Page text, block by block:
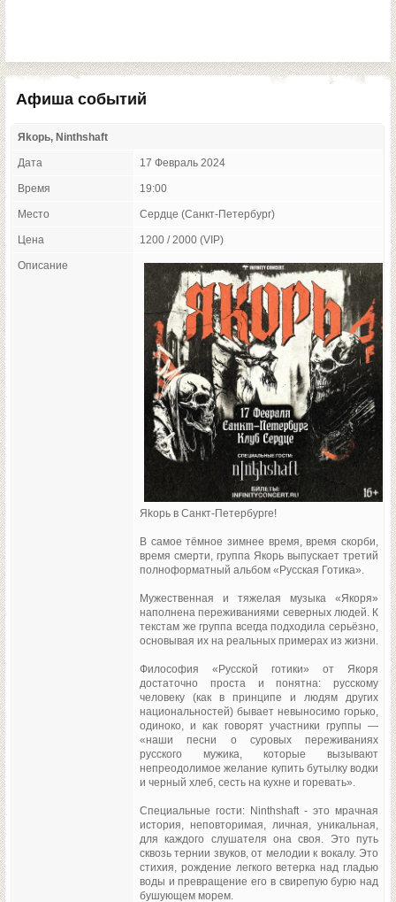
Афиша событий
Яkорь, Ninthshaft
Дата 17 Февраль 2024
Время 19:00
Место Сердце (Санкт-Петербург)
Цена 1200 / 2000 (VIP)
Описание
Яkорь в Санкт-Петербурге!
В самое тёмное зимнее время, время скорби,
время смерти, группа Якорь выпускает третий
полноформатный альбом «Русская Готика».
Мужественная и тяжелая музыка «Якоря»
наполнена переживаниями северных людей. К
текстам же группа всегда подходила серьёзно,
основывая их на реальных примерах из жизни.
Философия «Русской готики» от Якоря
достаточно проста и понятна: русскому
человеку (как в принципе и людям других
национальностей) бывает невыносимо горько,
одиноко, и как говорят участники группы —
«наши песни о суровых переживаниях
русского мужика, которые вызывают
непреодолимое желание купить бутылку водки
и черный хлеб, сесть на кухне и горевать».
Специальные гости: Ninthshaft - это мрачная
история, неповторимая, личная, уникальная,
для каждого слушателя она своя. Это путь
сквозь тернии звуков, от мелодии к вокалу. Это
стихия, рождение легкого ветерка над гладью
воды и превращение его в свирепую бурю над
бушующем морем.